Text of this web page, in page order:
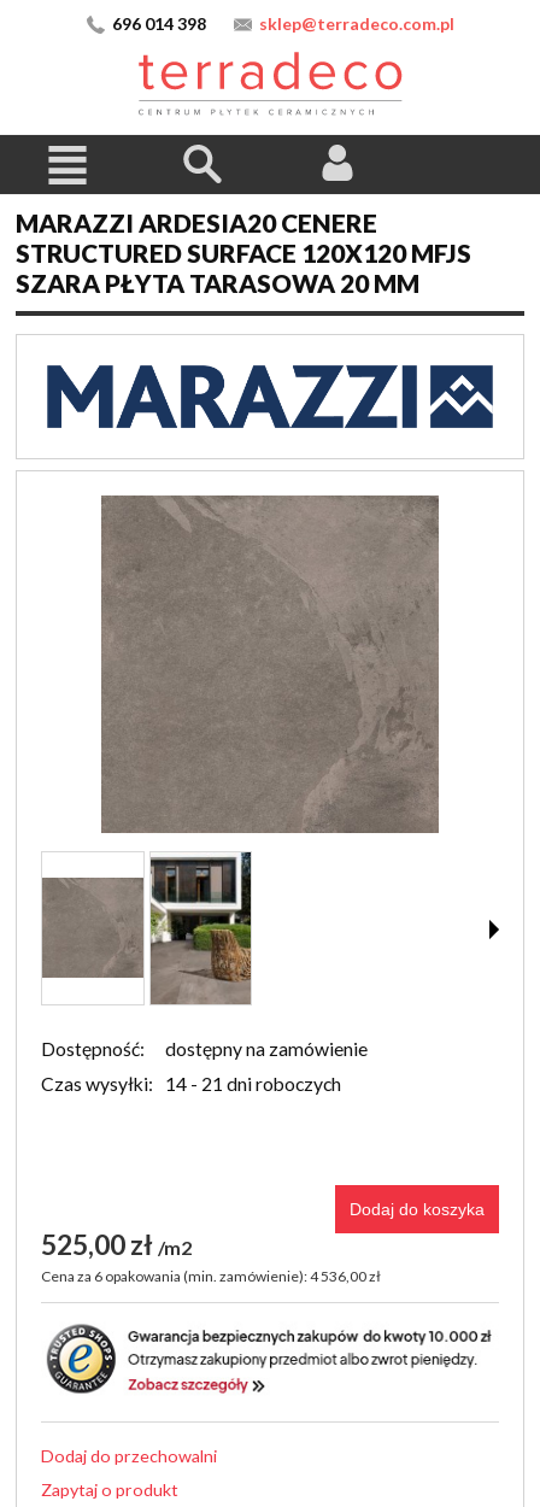
696 014 398 sklep@terradeco.com.pl
MARAZZI ARDESIA20 CENERE
STRUCTURED SURFACE 120X120 MFJS
SZARA PŁYTA TARASOWA 20 MM
Dostępność:
dostępny na zamówienie
Czas wysyłki:
14 - 21 dni roboczych
525,00 zł m2
Cena za 6 opakowania (min. zamówienie): 4 536,00 zł
Dodaj do koszyka
Dodaj do przechowalni
Zapytaj o produkt